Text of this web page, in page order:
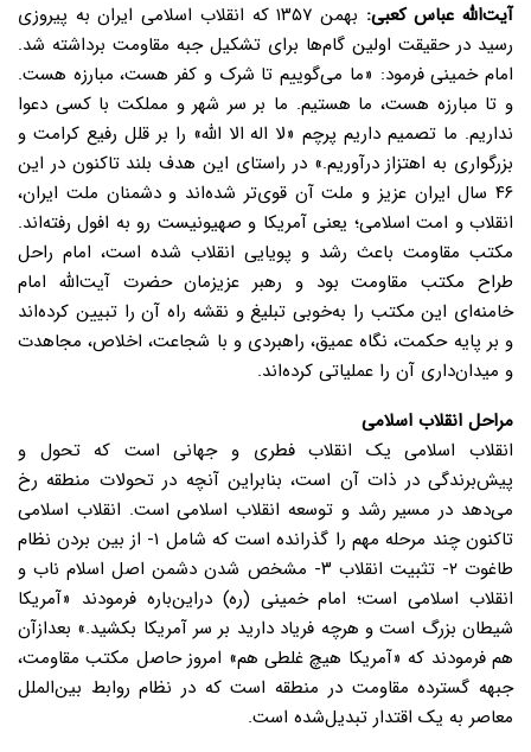
آیت‌الله عباس کعبی:
بهمن ۱۳۵۷ که انقلاب اسلامی ایران به پیروزی
رسید در حقیقت اولین گام‌ها برای تشکیل جبه مقاومت برداشته شد.
امام خمینی فرمود: «ما می‌گوییم تا شرک و کفر هست، مبارزه هست.
و تا مبارزه هست، ما هستیم. ما بر سر شهر و مملکت با کسی دعوا
نداریم. ما تصمیم داریم پرچم «لا اله الا الله» را بر قلل رفیع کرامت و
بزرگواری به اهتزاز درآوریم.» در راستای این هدف بلند تاکنون در این
۴۶ سال ایران عزیز و ملت آن قوی‌تر شده‌اند و دشمنان ملت ایران،
انقلاب و امت اسلامی؛ یعنی آمریکا و صهیونیست رو به افول رفته‌اند.
مکتب مقاومت باعث رشد و پویایی انقلاب شده است، امام راحل
طراح مکتب مقاومت بود و رهبر عزیزمان حضرت آیت‌الله امام
خامنه‌ای این مکتب را به‌خوبی تبلیغ و نقشه راه آن را تبیین کرده‌اند
و بر پایه حکمت، نگاه عمیق، راهبردی و با شجاعت، اخلاص، مجاهدت
و میدان‌داری آن را عملیاتی کرده‌اند.
مراحل انقلاب اسلامی
انقلاب اسلامی یک انقلاب فطری و جهانی است که تحول و
پیش‌برندگی در ذات آن است، بنابراین آنچه در تحولات منطقه رخ
می‌دهد در مسیر رشد و توسعه انقلاب اسلامی است. انقلاب اسلامی
تاکنون چند مرحله مهم را گذرانده است که شامل ۱- از بین بردن نظام
طاغوت ۲- تثبیت انقلاب ۳- مشخص شدن دشمن اصل اسلام ناب و
انقلاب اسلامی است؛ امام خمینی (ره) دراین‌باره فرمودند «آمریکا
شیطان بزرگ است و هرچه فریاد دارید بر سر آمریکا بکشید.» بعدازآن
هم فرمودند که «آمریکا هیچ غلطی هم» امروز حاصل مکتب مقاومت،
جبهه گسترده مقاومت در منطقه است که در نظام روابط بین‌الملل
معاصر به یک اقتدار تبدیل‌شده است.